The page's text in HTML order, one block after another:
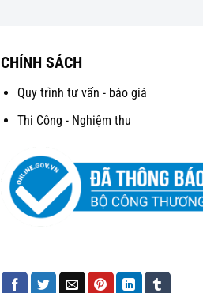
CHÍNH SÁCH
Quy trình tư vấn - báo giá
Thi Công - Nghiệm thu